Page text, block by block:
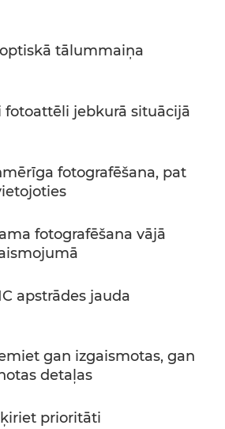
tālummaiņa
fotoattēli jebkurā situācijā
fotografēšana, pat
fotografēšana vājā
apstrādes jauda
gan izgaismotas, gan
detaļas
prioritāti